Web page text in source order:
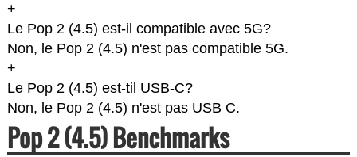
+
Le Pop 2 (4.5) est-il compatible avec 5G?
Non, le Pop 2 (4.5) n'est pas compatible 5G.
+
Le Pop 2 (4.5) est-til USB-C?
Non, le Pop 2 (4.5) n'est pas USB C.
Pop 2 (4.5) Benchmarks